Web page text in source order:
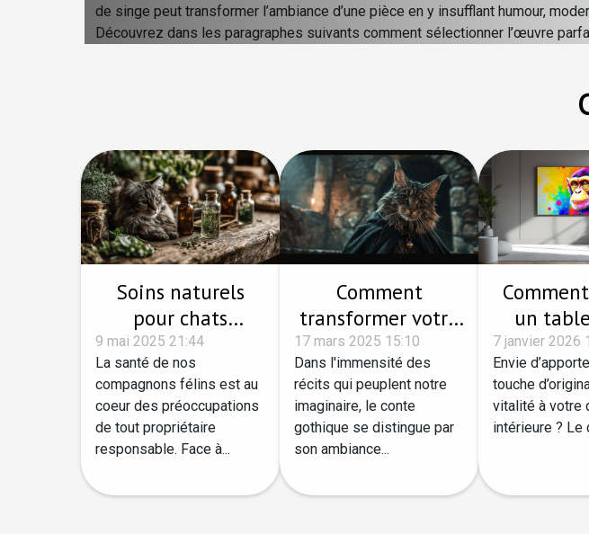
de singe peut transformer l’ambiance d’une pièce en y insufflant humour,
Découvrez dans les paragraphes suivants comment sélectionner l’œuvre
Soins naturels
pour chats
prévenir les
maladies sans
produits
chimiques
9 mai 2025 21:44
La santé de nos
compagnons félins est au
coeur des préoccupations
de tout propriétaire
responsable. Face à...
Comment
transformer votre
chat en
personnage de
conte gothique
17 mars 2025 15:10
Dans l'immensité des
récits qui peuplent notre
imaginaire, le conte
gothique se distingue par
son ambiance...
un
singe
7 janvier 2026
Envie
touche
vitalité à votre
intérieure ? Le